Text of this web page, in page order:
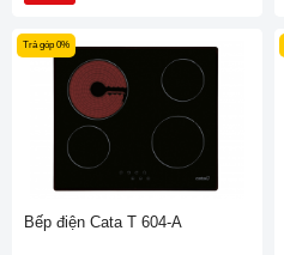
Trả góp 0%
Bếp điện Cata T 604-A